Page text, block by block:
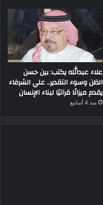
علاء عبدالله يكتب: بين حسن
الظن وسوء التقدير.. علي الشرفاء
يقدم ميزانًا قرآنيًا لبناء الإنسان
منذ 4 أسابيع